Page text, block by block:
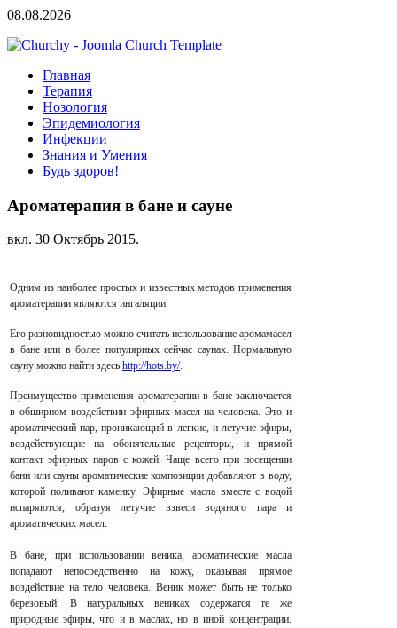
08.08.2026
Главная
Терапия
Нозология
Эпидемиология
Инфекции
Знания и Умения
Будь здоров!
Ароматерапия в бане и сауне
вкл. 30 Октябрь 2015.
Одним из наиболее простых и известных методов применения
ароматерапии являются ингаляции.
Его разновидностью можно считать использование аромамасел
в бане или в более популярных сейчас саунах. Нормальную
сауну можно найти здесь http://hots.by/.
Преимущество применения ароматерапии в бане заключается
в обширном воздействии эфирных масел на человека. Это и
ароматический пар, проникающий в легкие, и летучие эфиры,
воздействующие на обонятельные рецепторы, и прямой
контакт эфирных паров с кожей. Чаще всего при посещении
бани или сауны ароматические композиции добавляют в воду,
которой поливают каменку. Эфирные масла вместе с водой
испаряются, образуя летучие взвеси водяного пара и
ароматических масел.
В бане, при использовании веника, ароматические масла
попадают непосредственно на кожу, оказывая прямое
воздействие на тело человека. Веник может быть не только
березовый. В натуральных вениках содержатся те же
природные эфиры, что и в маслах, но в иной концентрации.